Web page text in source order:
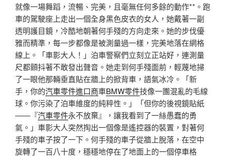
就像一場舞蹈，流暢、完美，且毫無任何多餘的動作**。跑
車的駕駛座上走出一個全身黑色皮衣的女人，她戴著一副
透明護目鏡，冷酷地朝著何手殘的方向走來。她的步伐優
雅而精準，每一步都像是被測量過一樣，完美地落在網格
線上。「車影大人！」泊車警察們立刻立正站好，連測量
尺都顫抖著不敢發出聲音。她走到何手殘面前，輕蔑地掃
了一眼他那輛垂直貼在牆上的掀背車，語氣冰冷。「新
手，你的汽車零件進口商車BMW零件技像一團混亂的毛線
球。你污染了泊車維度的純粹性。」「但你的後視鏡貼紙
——『汽車零件永不放棄』，讓我看到了一絲愚蠢的勇
氣。」車影大人突然掏出一個像是遙控器的裝置，對著何
手殘的車子按了一下。何手殘的車子從牆上脫落，在空中
旋轉了一百八十度，穩穩地停在了地面上的一個停車格